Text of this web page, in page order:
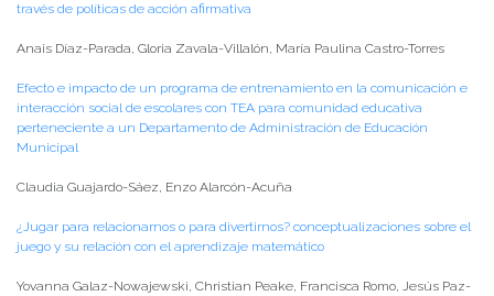
través de políticas de acción afirmativa
Anais Díaz-Parada, Gloria Zavala-Villalón, María Paulina Castro-Torres
Efecto e impacto de un programa de entrenamiento en la comunicación e
interacción social de escolares con TEA para comunidad educativa
perteneciente a un Departamento de Administración de Educación
Municipal
Claudia Guajardo-Sáez, Enzo Alarcón-Acuña
¿Jugar para relacionarnos o para divertirnos? conceptualizaciones sobre el
juego y su relación con el aprendizaje matemático
Yovanna Galaz-Nowajewski, Christian Peake, Francisca Romo, Jesús Paz-